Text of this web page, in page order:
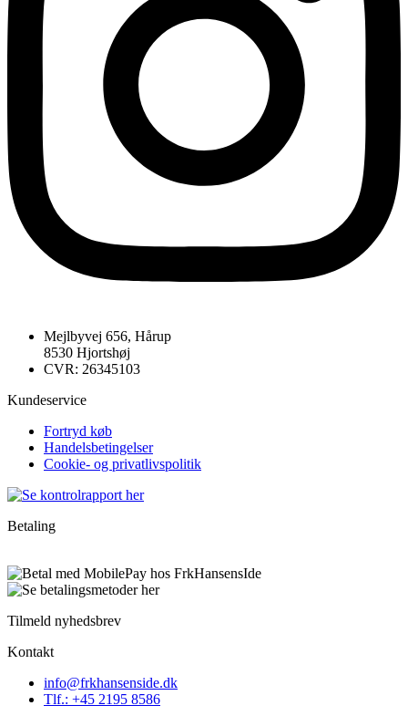
Mejlbyvej 656, Hårup
8530 Hjortshøj
CVR: 26345103
Kundeservice
Fortryd køb
Handelsbetingelser
Cookie- og privatlivspolitik
Betaling
Tilmeld nyhedsbrev
Kontakt
info@frkhansenside.dk
Tlf.: +45 2195 8586